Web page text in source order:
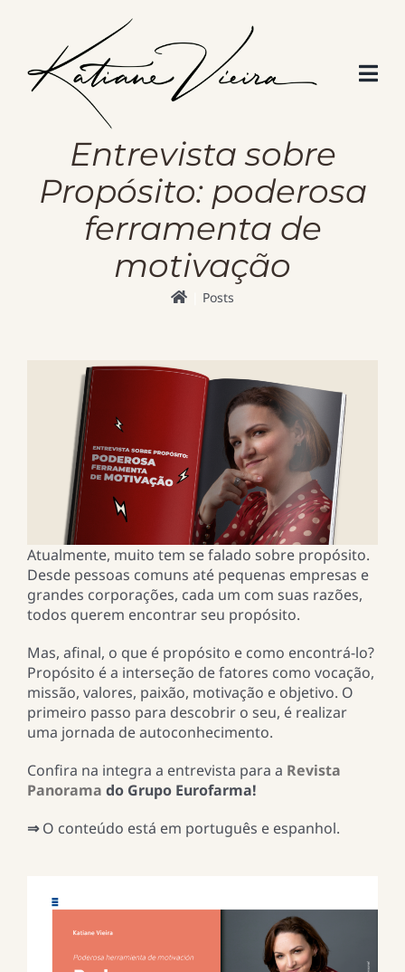
Entrevista sobre
Propósito: poderosa
ferramenta de
motivação
Posts
Atualmente, muito tem se falado sobre propósito.
Desde pessoas comuns até pequenas empresas e
grandes corporações, cada um com suas razões,
todos querem encontrar seu propósito.
Mas, afinal, o que é propósito e como encontrá-lo?
Propósito é a interseção de fatores como vocação,
missão, valores, paixão, motivação e objetivo. O
primeiro passo para descobrir o seu, é realizar
uma jornada de autoconhecimento.
Confira na integra a entrevista para a Revista
Panorama do Grupo Eurofarma!
⇒O conteúdo está em português e espanhol.